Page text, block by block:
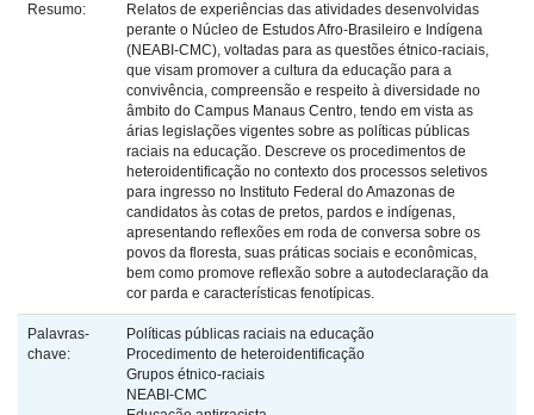
Resumo:
Relatos de experiências das atividades desenvolvidas
perante o Núcleo de Estudos Afro-Brasileiro e Indígena
(NEABI-CMC), voltadas para as questões étnico-raciais,
que visam promover a cultura da educação para a
convivência, compreensão e respeito à diversidade no
âmbito do Campus Manaus Centro, tendo em vista as
árias legislações vigentes sobre as políticas públicas
raciais na educação. Descreve os procedimentos de
heteroidentificação no contexto dos processos seletivos
para ingresso no Instituto Federal do Amazonas de
candidatos às cotas de pretos, pardos e indígenas,
apresentando reflexões em roda de conversa sobre os
povos da floresta, suas práticas sociais e econômicas,
bem como promove reflexão sobre a autodeclaração da
cor parda e características fenotípicas.
Palavras-
chave:
Políticas públicas raciais na educação
Procedimento de heteroidentificação
Grupos étnico-raciais
NEABI-CMC